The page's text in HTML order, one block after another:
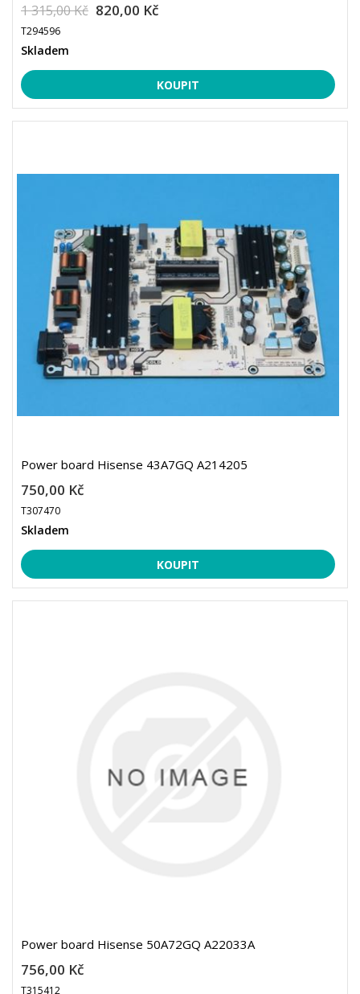
1 315,00 Kč 820,00 Kč
T294596
Skladem
Power board Hisense 43A7GQ A214205
750,00 Kč
T307470
Skladem
Power board Hisense 50A72GQ A22033A
756,00 Kč
T315412